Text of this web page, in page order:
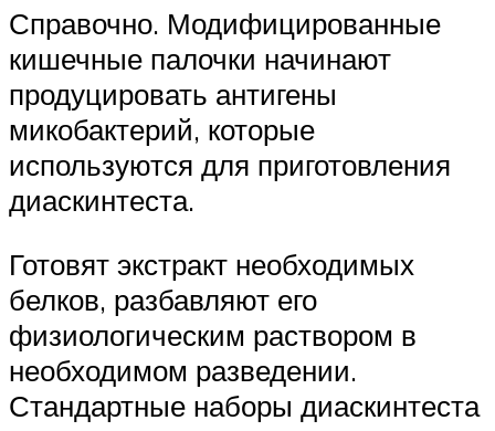
Справочно. Модифицированные
кишечные палочки начинают
продуцировать антигены
микобактерий, которые
используются для приготовления
диаскинтеста.
Готовят экстракт необходимых
белков, разбавляют его
физиологическим раствором в
необходимом разведении.
Стандартные наборы диаскинтеста